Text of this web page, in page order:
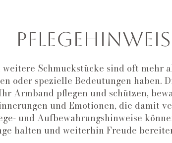
Schmuckstücke sind oft mehr
oder spezielle Bedeutungen haben.
Armband pflegen und schützen,
und Emotionen, die damit
und Aufbewahrungshinweise
halten und weiterhin Freude